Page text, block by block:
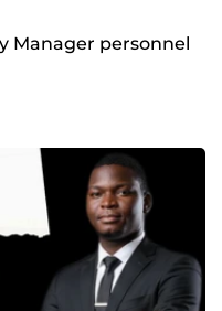
Manager personnel